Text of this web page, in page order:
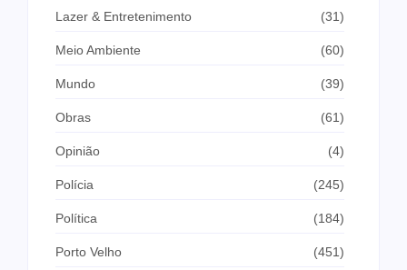
Lazer & Entretenimento (31)
Meio Ambiente (60)
Mundo (39)
Obras (61)
Opinião (4)
Polícia (245)
Política (184)
Porto Velho (451)